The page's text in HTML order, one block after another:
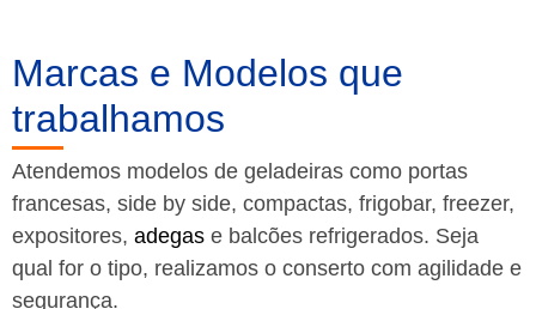
Marcas e Modelos que
trabalhamos
Atendemos modelos de geladeiras como portas
francesas, side by side, compactas, frigobar, freezer,
expositores, adegas e balcões refrigerados. Seja
qual for o tipo, realizamos o conserto com agilidade e
segurança.